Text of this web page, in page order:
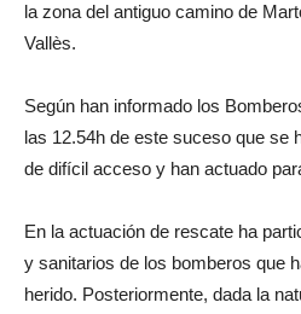
la zona del antiguo camino de
Vallès.
Según han informado los
las 12.54h de este suceso que se
de difícil acceso y han actuado
En la actuación de rescate ha
y sanitarios de los bomberos que
herido. Posteriormente, dada la